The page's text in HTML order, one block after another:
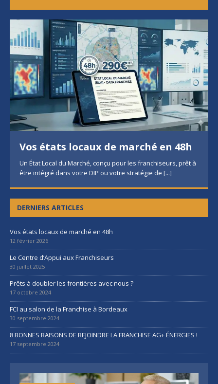
Vos états locaux de marché en 48h
Un État Local du Marché, conçu pour les franchiseurs, prêt à
être intégré dans votre DIP ou votre stratégie de [...]
DERNIERS ARTICLES
Vos états locaux de marché en 48h
12 février 2026
Le Centre d’Appui aux Franchiseurs
30 juillet 2025
Prêts à doubler les frontières avec nous ?
17 octobre 2024
FCI au salon de la Franchise à Bordeaux
30 septembre 2024
8 BONNES RAISONS DE REJOINDRE LA FRANCHISE AG+ ÉNERGIES !
17 septembre 2024